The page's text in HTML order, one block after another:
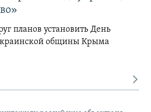
планов установить День
общины Крыма